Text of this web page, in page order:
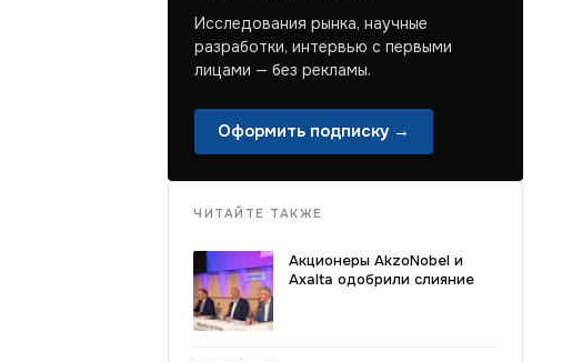
Исследования рынка, научные
разработки, интервью с первыми
лицами — без рекламы.
Оформить подписку →
ЧИТАЙТЕ ТАКЖЕ
Акционеры AkzoNobel и
Axalta одобрили слияние